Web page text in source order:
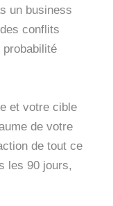
un business
conflits
et votre cible
de votre
de tout ce
les 90 jours,